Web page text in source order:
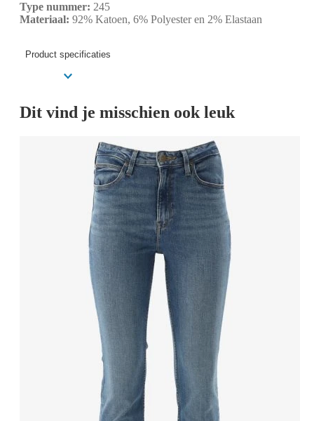
Type nummer: 245
Materiaal: 92% Katoen, 6% Polyester en 2% Elastaan
Product specificaties
Dit vind je misschien ook leuk